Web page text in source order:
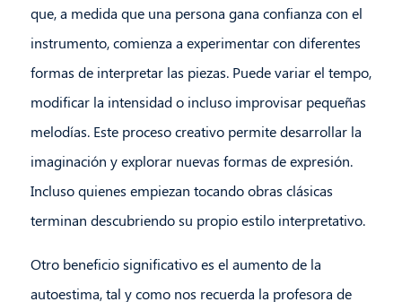
que, a medida que una persona gana confianza con el
instrumento, comienza a experimentar con diferentes
formas de interpretar las piezas. Puede variar el tempo,
modificar la intensidad o incluso improvisar pequeñas
melodías. Este proceso creativo permite desarrollar la
imaginación y explorar nuevas formas de expresión.
Incluso quienes empiezan tocando obras clásicas
terminan descubriendo su propio estilo interpretativo.
Otro beneficio significativo es el aumento de la
autoestima, tal y como nos recuerda la profesora de